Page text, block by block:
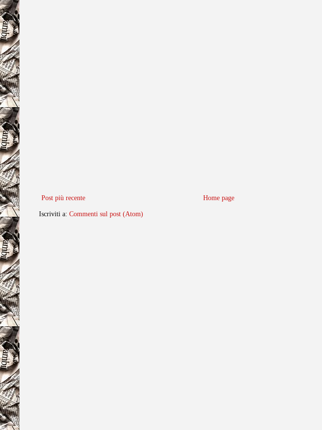
Post più recente Home page
Iscriviti a: Commenti sul post (Atom)